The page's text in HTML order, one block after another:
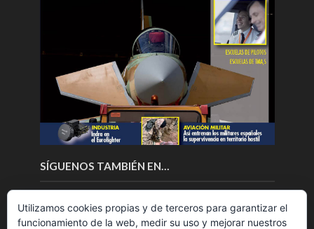
SÍGUENOS TAMBIÉN EN…
Utilizamos cookies propias y de terceros para garantizar el
funcionamiento de la web, medir su uso y mejorar nuestros